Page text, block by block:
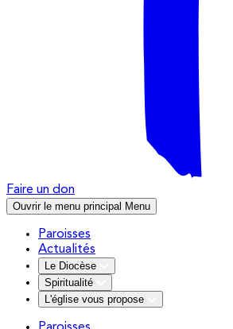
Faire un don
Ouvrir le menu principal Menu
Paroisses
Actualités
Le Diocèse
Spiritualité
L'église vous propose